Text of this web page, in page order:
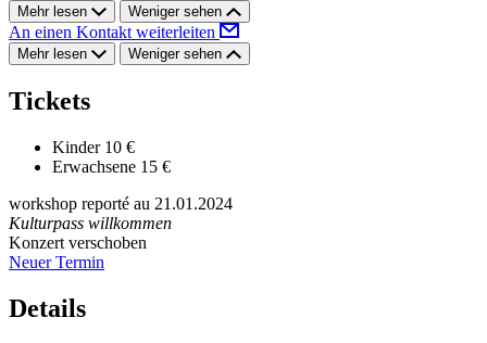
Mehr lesen Weniger sehen
An einen Kontakt weiterleiten
Mehr lesen Weniger sehen
Tickets
Kinder 10 €
Erwachsene 15 €
workshop reporté au 21.01.2024
Kulturpass willkommen
Konzert verschoben
Neuer Termin
Details